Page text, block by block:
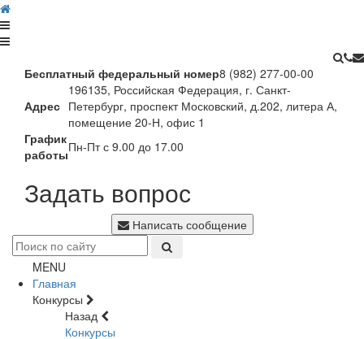
Бесплатный федеральный номер8 (982) 277-00-00
Адрес
196135, Российская Федерация, г. Санкт-
Петербург, проспект Московский, д.202, литера А,
помещение 20-Н, офис 1
График
работыПн-Пт с 9.00 до 17.00
Задать вопрос
Написать сообщение
MENU
Главная
Конкурсы
Назад
Конкурсы